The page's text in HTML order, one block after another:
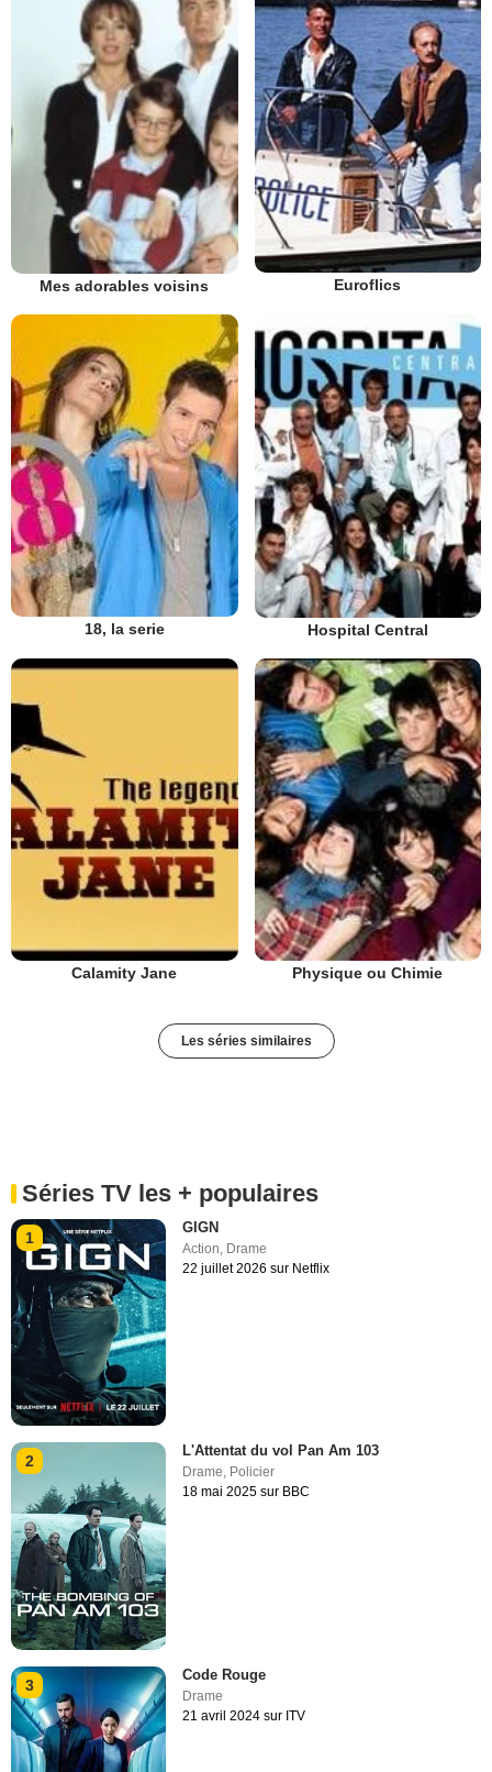
Mes adorables voisins Euroflics
18, la serie Hospital Central
Calamity Jane Physique ou Chimie
Les séries similaires
Séries TV les + populaires
1
GIGN
Action, Drame
22 juillet 2026 sur Netflix
2
L'Attentat du vol Pan Am 103
Drame, Policier
18 mai 2025 sur BBC
3
Code Rouge
Drame
21 avril 2024 sur ITV